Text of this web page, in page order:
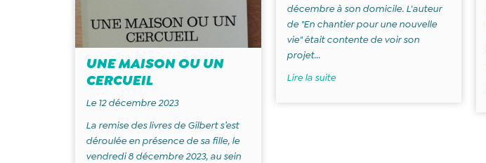
UNE MAISON OU UN
CERCUEIL
Le 12 décembre 2023
La remise des livres de Gilbert s’est
déroulée en présence de sa fille, le
vendredi 8 décembre 2023, au sein
décembre à son domicile. L'auteur
de "En chantier pour une nouvelle
vie" était contente de voir son
projet...
Lire la suite